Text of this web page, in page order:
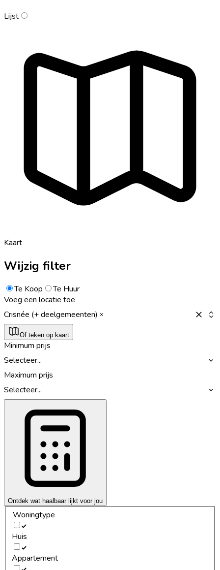
Lijst
Kaart
Wijzig filter
Te Koop
Te Huur
Voeg een locatie toe
Crisnée (+ deelgemeenten)
Of teken op kaart
Minimum prijs
Selecteer...
Maximum prijs
Selecteer...
Ontdek wat haalbaar lijkt voor jou
Woningtype
Huis
Appartement